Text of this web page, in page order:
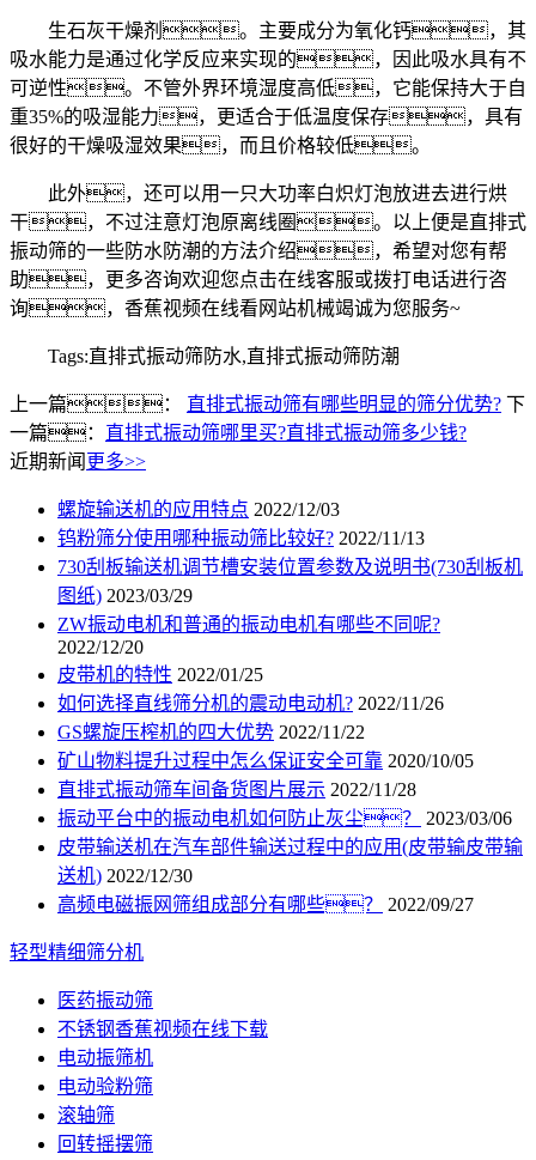
生石灰干燥剂。主要成分为氧化钙，其
吸水能力是通过化学反应来实现的，因此吸水具有不
可逆性。不管外界环境湿度高低，它能保持大于自
重35%的吸湿能力，更适合于低温度保存，具有
很好的干燥吸湿效果，而且价格较低。
此外，还可以用一只大功率白炽灯泡放进去进行烘
干，不过注意灯泡原离线圈。以上便是直排式
振动筛的一些防水防潮的方法介绍，希望对您有帮
助，更多咨询欢迎您点击在线客服或拨打电话进行咨
询，香蕉视频在线看网站机械竭诚为您服务~
Tags:直排式振动筛防水,直排式振动筛防潮
上一篇： 直排式振动筛有哪些明显的筛分优势? 下
一篇： 直排式振动筛哪里买?直排式振动筛多少钱?
近期新闻 更多>>
螺旋输送机的应用特点 2022/12/03
钨粉筛分使用哪种振动筛比较好? 2022/11/13
730刮板输送机调节槽安装位置参数及说明书(730刮板机
图纸) 2023/03/29
ZW振动电机和普通的振动电机有哪些不同呢?
2022/12/20
皮带机的特性 2022/01/25
如何选择直线筛分机的震动电动机? 2022/11/26
GS螺旋压榨机的四大优势 2022/11/22
矿山物料提升过程中怎么保证安全可靠 2020/10/05
直排式振动筛车间备货图片展示 2022/11/28
振动平台中的振动电机如何防止灰尘？
2023/03/06
皮带输送机在汽车部件输送过程中的应用(皮带输皮带输
送机) 2022/12/30
高频电磁振网筛组成部分有哪些？
2022/09/27
轻型精细筛分机
医药振动筛
不锈钢香蕉视频在线下载
电动振筛机
电动验粉筛
滚轴筛
回转摇摆筛